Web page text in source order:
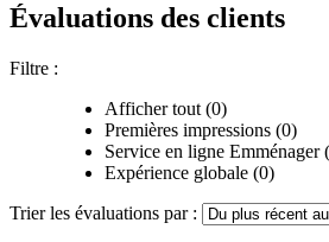
Évaluations des clients
Filtre :
Afficher tout (0)
Premières impressions (0)
Service en ligne Emménager
Expérience globale (0)
Trier les évaluations par :